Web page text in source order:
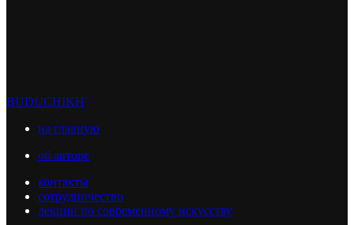
BUDUCHIKH
на главную
об авторе
контакты
сотрудничество
лекции по современному искусству